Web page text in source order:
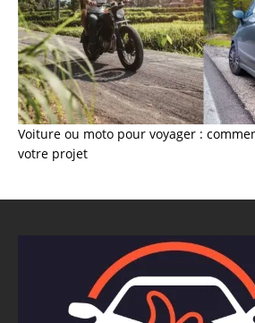
Voiture ou moto pour voyager :
votre projet